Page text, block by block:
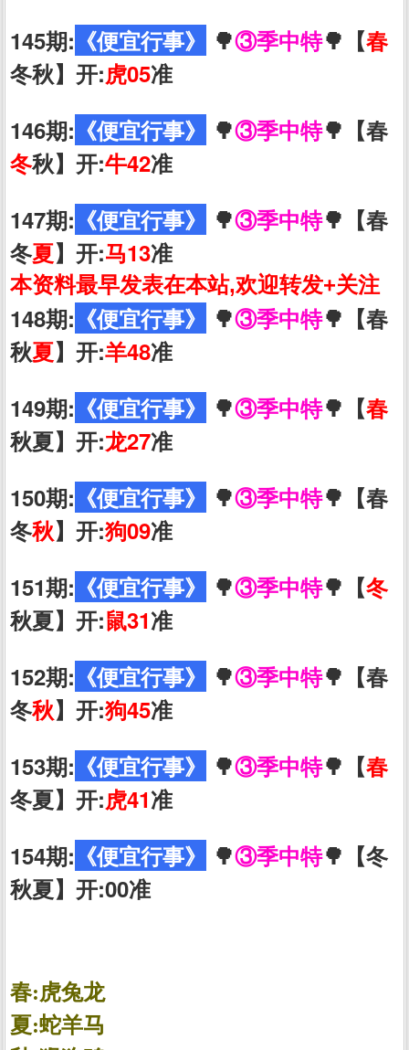
145期: 《便宜行事》 🌳③季中特🌳【春
冬秋】开:虎05准
146期: 《便宜行事》 🌳③季中特🌳【春
冬秋】开:牛42准
147期: 《便宜行事》 🌳③季中特🌳【春
冬夏】开:马13准
本资料最早发表在本站,欢迎转发+关注
148期: 《便宜行事》 🌳③季中特🌳【春
秋夏】开:羊48准
149期: 《便宜行事》 🌳③季中特🌳【春
秋夏】开:龙27准
150期: 《便宜行事》 🌳③季中特🌳【春
冬秋】开:狗09准
151期: 《便宜行事》 🌳③季中特🌳【冬
秋夏】开:鼠31准
152期: 《便宜行事》 🌳③季中特🌳【春
冬秋】开:狗45准
153期: 《便宜行事》 🌳③季中特🌳【春
冬夏】开:虎41准
154期: 《便宜行事》 🌳③季中特🌳【冬
秋夏】开:00准
春:虎兔龙
夏:蛇羊马